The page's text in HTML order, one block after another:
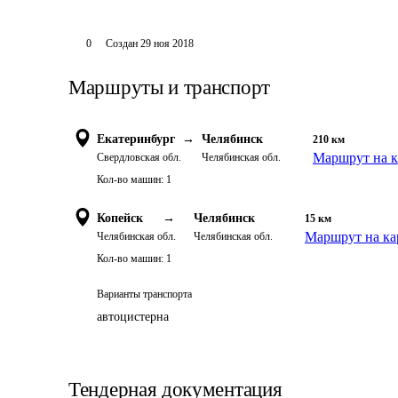
0 Создан 29 ноя 2018
Маршруты и транспорт
Екатеринбург →
Свердловская обл.
Челябинск
Челябинская обл.
210 км
Маршрут на
Кол-во машин: 1
Копейск →
Челябинская обл.
Челябинск
Челябинская обл.
15 км
Маршрут на
Кол-во машин: 1
Варианты транспорта
автоцистерна
Тендерная документация